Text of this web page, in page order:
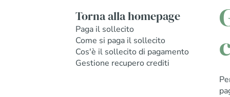
Torna alla homepage
Paga il sollecito
Come si paga il sollecito
Cos'è il sollecito di pagamento
Gestione recupero crediti